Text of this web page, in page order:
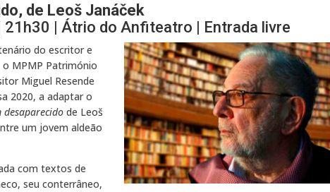
de Leoš Janáček
21h30 | Átrio do Anfiteatro | Entrada livre
do escritor e
o MPMP Património
Miguel Resende
2020, a adaptar o
desaparecido de Leoš
um jovem aldeão
com textos de
seu conterrâneo,